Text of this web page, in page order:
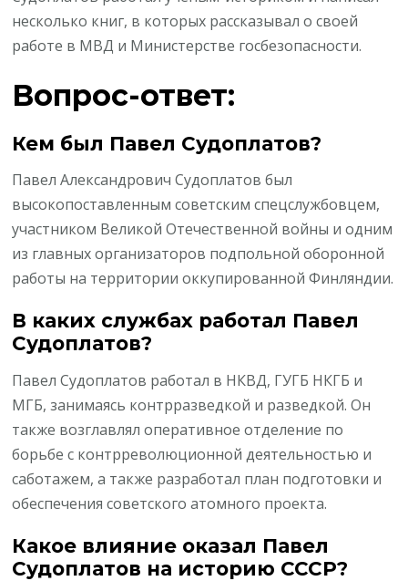
несколько книг, в которых рассказывал о своей
работе в МВД и Министерстве госбезопасности.
Вопрос-ответ:
Кем был Павел Судоплатов?
Павел Александрович Судоплатов был
высокопоставленным советским спецслужбовцем,
участником Великой Отечественной войны и одним
из главных организаторов подпольной оборонной
работы на территории оккупированной Финляндии.
В каких службах работал Павел
Судоплатов?
Павел Судоплатов работал в НКВД, ГУГБ НКГБ и
МГБ, занимаясь контрразведкой и разведкой. Он
также возглавлял оперативное отделение по
борьбе с контрреволюционной деятельностью и
саботажем, а также разработал план подготовки и
обеспечения советского атомного проекта.
Какое влияние оказал Павел
Судоплатов на историю СССР?